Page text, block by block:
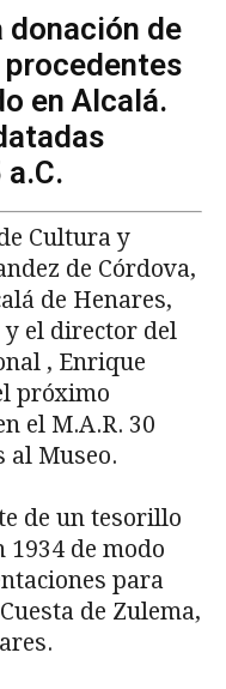
donación de
en Alcalá.
Cultura y
de Córdova,
de Henares,
y el director del
, Enrique
próximo
el M.A.R. 30
al Museo.
de un tesorillo
de modo
para
de Zulema,